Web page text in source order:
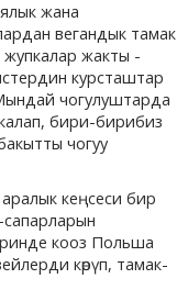
жана
вегандык тамак
жупкалар жакты -
курсташтар
чогулуштарда
бири-бирибиз
чогуу
кеңсеси бир
кооз Польша
көрүп, тамак-